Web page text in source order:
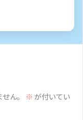
ん。 ※が付いてい